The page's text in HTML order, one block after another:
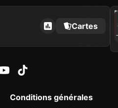
Cartes
2026
Conditions générales